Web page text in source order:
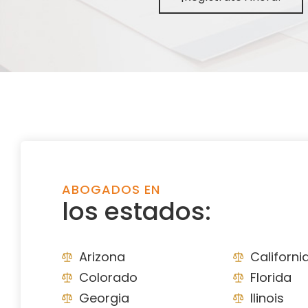
ABOGADOS EN
los estados:
Arizona
Colorado
Florida
Georgia
Ilinois